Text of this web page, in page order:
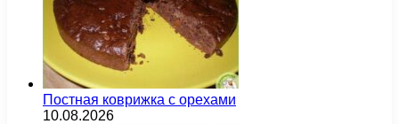
Постная коврижка с орехами
10.08.2026